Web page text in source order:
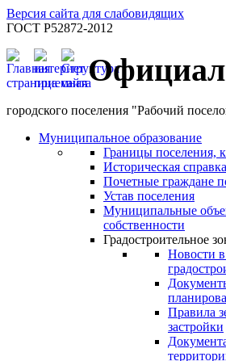
Версия сайта для слабовидящих
ГОСТ Р52872-2012
городского поселения "Рабочий
Муниципальное образование
Границы поселения,
Историческая справка
Почетные граждане
Устав поселения
Муниципальные
собственности
Градостроительное
Новости
Правила
застройки